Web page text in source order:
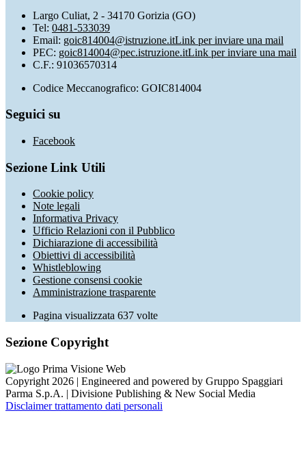
Largo Culiat, 2 - 34170 Gorizia (GO)
Tel: 0481-533039
Email: goic814004@istruzione.itLink per inviare una mail
PEC: goic814004@pec.istruzione.itLink per inviare una mail
C.F.: 91036570314
Codice Meccanografico: GOIC814004
Seguici su
Facebook
Sezione Link Utili
Cookie policy
Note legali
Informativa Privacy
Ufficio Relazioni con il Pubblico
Dichiarazione di accessibilità
Obiettivi di accessibilità
Whistleblowing
Gestione consensi cookie
Amministrazione trasparente
Pagina visualizzata 637 volte
Sezione Copyright
Copyright 2026 | Engineered and powered by Gruppo Spaggiari
Parma S.p.A. | Divisione Publishing & New Social Media
Disclaimer trattamento dati personali